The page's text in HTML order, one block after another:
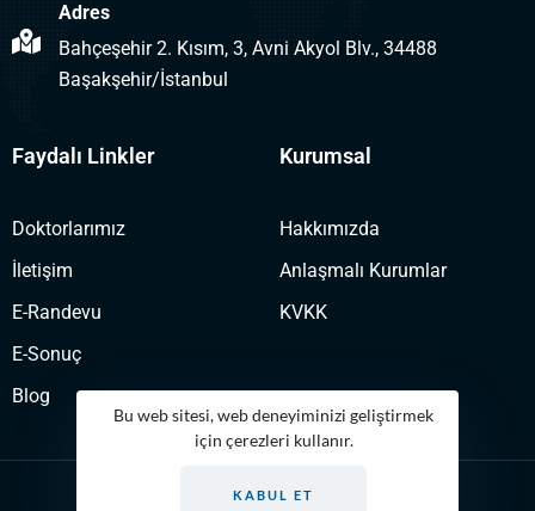
Adres
Bahçeşehir 2. Kısım, 3, Avni Akyol Blv., 34488
Başakşehir/İstanbul
Faydalı Linkler
Doktorlarımız
İletişim
E-Randevu
E-Sonuç
Blog
Kurumsal
Hakkımızda
Anlaşmalı Kurumlar
KVKK
©2023 Loca Tıp Merkezi Tüm Hakları Saklıdır.
Bu web sitesi, web deneyiminizi geliştirmek
için çerezleri kullanır.
KABUL ET